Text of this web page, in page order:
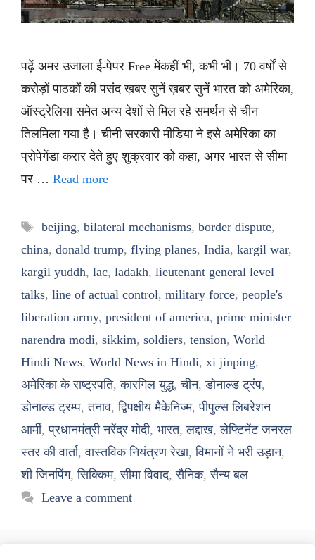
पढ़ें अमर उजाला ई-पेपर Free मेंकहीं भी, कभी भी। 70 वर्षों से
करोड़ों पाठकों की पसंद ख़बर सुनें ख़बर सुनें भारत को अमेरिका,
ऑस्ट्रेलिया समेत अन्य देशों से मिल रहे समर्थन से चीन
तिलमिला गया है। चीनी सरकारी मीडिया ने इसे अमेरिका का
प्रोपेगेंडा करार देते हुए शुक्रवार को कहा, अगर भारत से सीमा
पर … Read more
Tags
beijing, bilateral mechanisms, border dispute,
china, donald trump, flying planes, India, kargil war,
kargil yuddh, lac, ladakh, lieutenant general level
talks, line of actual control, military force, people's
liberation army, president of america, prime minister
narendra modi, sikkim, soldiers, tension, World
Hindi News, World News in Hindi, xi jinping,
अमेरिका के राष्ट्रपति,कारगिल युद्ध,चीन,डोनाल्ड ट्रंप,
डोनाल्ड ट्रम्प,तनाव,द्विपक्षीय मैकेनिज्म,पीपुल्स लिबरेशन
आर्मी,प्रधानमंत्री नरेंद्र मोदी, भारत,लद्दाख,लेफ्टिनेंट जनरल
स्तर की वार्ता,वास्तविक नियंत्रण रेखा,विमानों ने भरी उड़ान,
शी जिनपिंग,सिक्किम,सीमा विवाद,सैनिक,सैन्य बल
Leave a comment